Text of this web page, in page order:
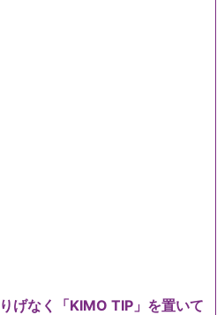
げなく「KIMO TIP」を置いて